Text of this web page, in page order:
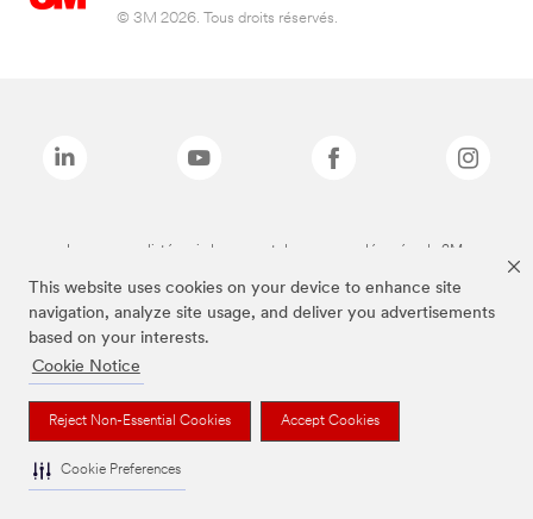
This website uses cookies on your device to enhance site
navigation, analyze site usage, and deliver you advertisements
based on your interests.
Cookie Notice
Reject Non-Essential Cookies Accept Cookies
Cookie Preferences
© 3M 2026. Tous droits réservés.
Les marques listées ci-dessus sont des marques déposées de 3M.